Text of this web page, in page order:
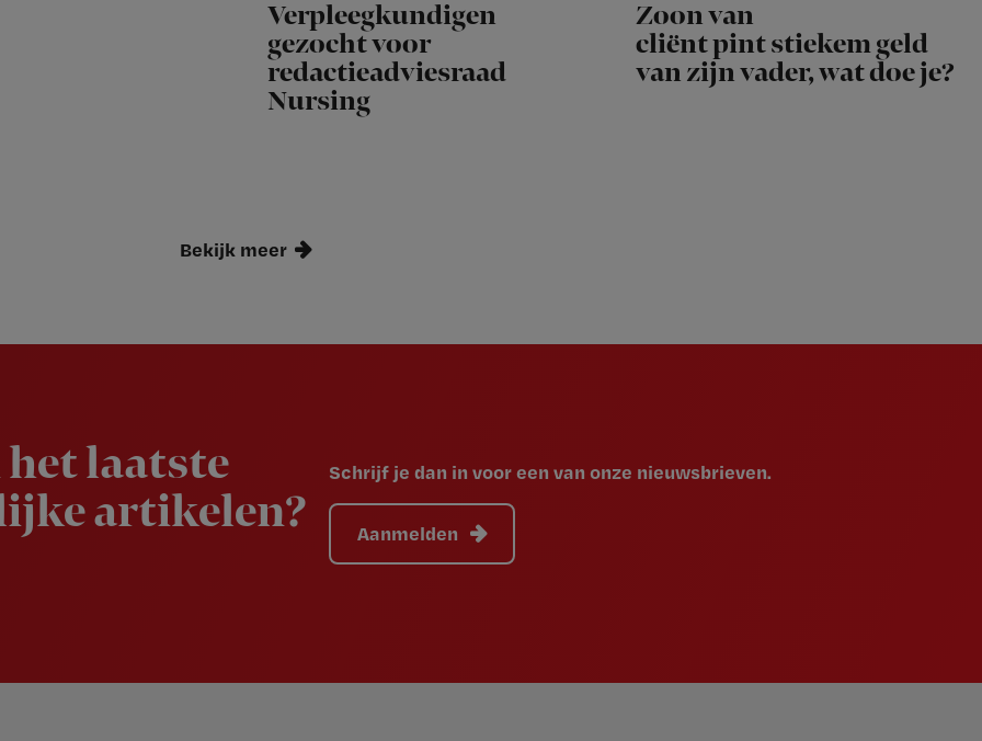
Verpleegkundigen
gezocht voor
redactieadviesraad
Nursing
Zoon van
cliënt pint stiekem geld
van zijn vader, wat doe je?
Bekijk meer
laatste
artikelen?
Schrijf je dan in voor een van onze nieuwsbrieven.
Aanmelden